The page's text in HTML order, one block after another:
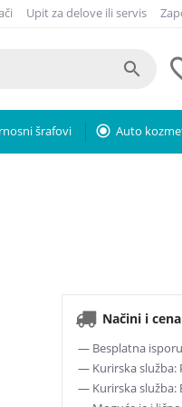
Upit za delove ili servis

šrafovi radio_button_checked Auto
Načini i
— Besplatna
— Kurirska služba:
— Kurirska služba: